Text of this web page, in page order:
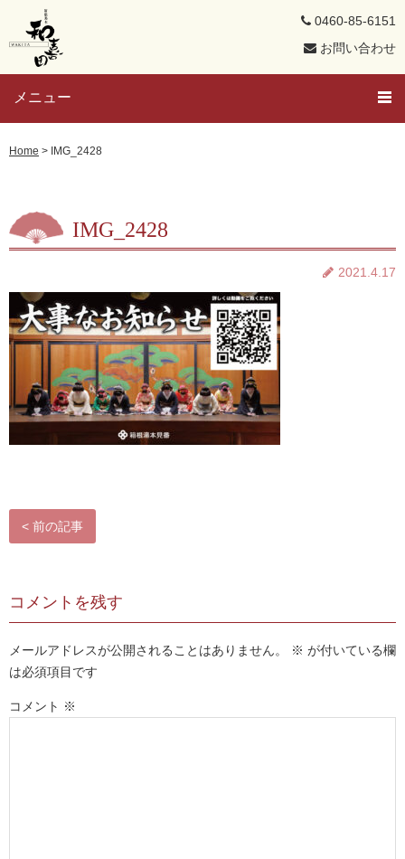
メニュー
メンバー紹介
求人募集
置屋概要
お問い合わせ
0460-85-6151
お問い合わせ
Home > IMG_2428
IMG_2428
2021.4.17
< 前の記事
コメントを残す
メールアドレスが公開されることはありません。 ※ が付いている欄
は必須項目です
コメント ※